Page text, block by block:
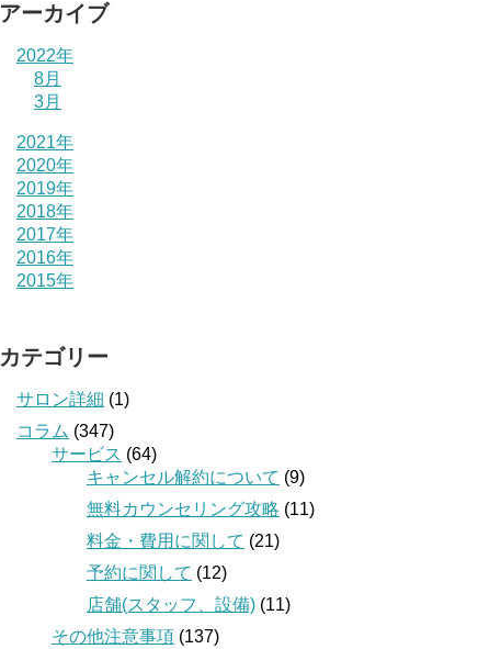
アーカイブ
2022年
8月
3月
2021年
2020年
2019年
2018年
2017年
2016年
2015年
カテゴリー
サロン詳細 (1)
コラム (347)
サービス (64)
キャンセル解約について (9)
無料カウンセリング攻略 (11)
料金・費用に関して (21)
予約に関して (12)
店舗(スタッフ、設備) (11)
その他注意事項 (137)